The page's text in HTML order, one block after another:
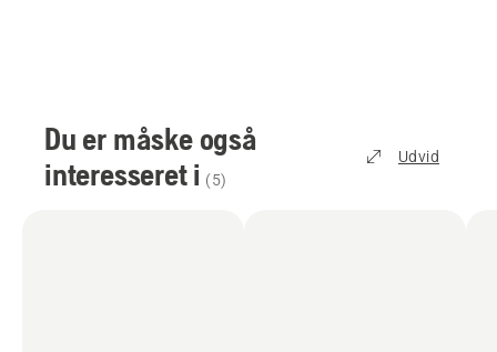
Du er måske også
interesseret i (5)
Udvid